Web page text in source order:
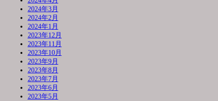
2024年3月
2024年2月
2024年1月
2023年12月
2023年11月
2023年10月
2023年9月
2023年8月
2023年7月
2023年6月
2023年5月